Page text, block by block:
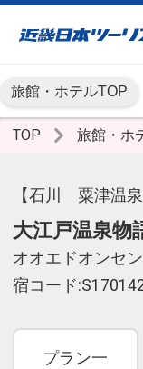
旅館・ホテルTOP
TOP 旅館・ホ
【石川 粟津温泉
大江戸温泉物
オオエドオンセ
宿コード
プラン一